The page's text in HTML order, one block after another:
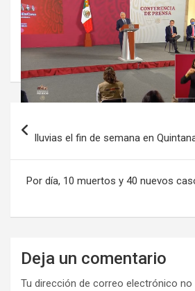
de
entradas
lluvias el fin de semana en
Por día, 10 muertos y 40 nuevos
Deja un comentario
Tu dirección de correo electrónico no